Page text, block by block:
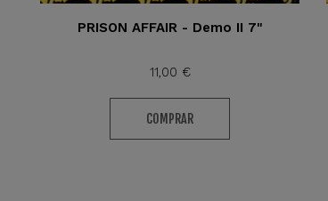
PRISON AFFAIR - Demo II 7"
11,00 €
COMPRAR